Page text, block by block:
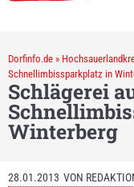
Dorfinfo.de »
Schnellimbissparkplatz in
Schlägerei
Winterberg
28.01.2013 VON